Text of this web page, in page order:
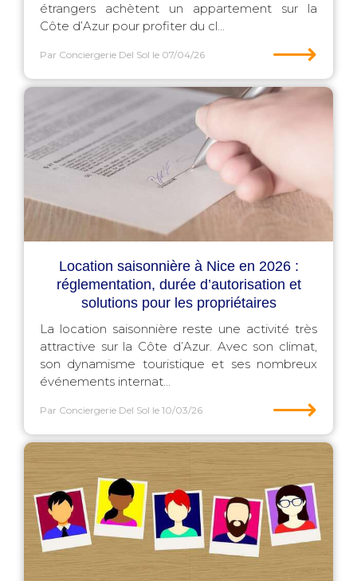
étrangers achètent un appartement sur la
Côte d’Azur pour profiter du cl...
Par Conciergerie Del Sol le 07/04/26 ⟶
Location saisonnière à Nice en 2026 :
réglementation, durée d’autorisation et
solutions pour les propriétaires
La location saisonnière reste une activité très
attractive sur la Côte d’Azur. Avec son climat,
son dynamisme touristique et ses nombreux
événements internat...
Par Conciergerie Del Sol le 10/03/26 ⟶